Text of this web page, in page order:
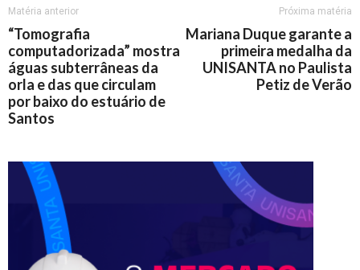
Matéria anterior
“Tomografia
computadorizada” mostra
águas subterrâneas da
orla e das que circulam
por baixo do estuário de
Santos
Próxima matéria
Mariana Duque garante a
primeira medalha da
UNISANTA no Paulista
Petiz de Verão